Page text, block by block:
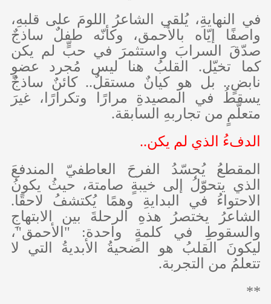
في النهايةِ، يُلقي الشاعرُ اللومَ على قلبهِ،
واصفًا إيّاه بالأحمق، وكأنّه طفلٌ ساذجٌ
صدّقَ السرابَ واستثمرَ في حبٍّ لم يكن
كما تخيّل. القلبُ هنا ليس مُجرد عضوٍ
نابضٍ.. بل هو كيانٌ مستقلٌ.. كائنٌ ساذجٌ
يسقطُ في المصيدةِ مرارًا وتكرارًا، غيرَ
متعلّمٍ من تجاربهِ السابقة.
الدفءُ الذي لم يكن..
المقطعُ يُجسّدُ الفرحَ العاطفيّ المندفعَ
الذي يتحوّلُ إلى خيبةٍ صامتة، حيثُ يكونُ
الاحتواءُ في البدايةِ وهمًا يُكتشفُ لاحقًا.
الشاعرُ يختصرُ هذهِ الرحلةَ بين الابتهاجِ
والسقوطِ في كلمةٍ واحدة: "الأحمق"،
ليكونَ القلبُ هو الضحيةُ الأبديةُ التي لا
تتعلمُ من التجربة.
**